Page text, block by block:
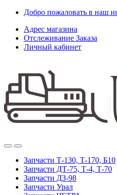
Skip
navigation
Skip
content
Добро пожаловать в наш
Адрес магазина
Отслеживание Заказа
Личный кабинет
Запчасти Т-130, Т-170, Б10
Запчасти ДТ-75, Т-4, Т-70
Запчасти ДЗ-98
Запчасти Урал